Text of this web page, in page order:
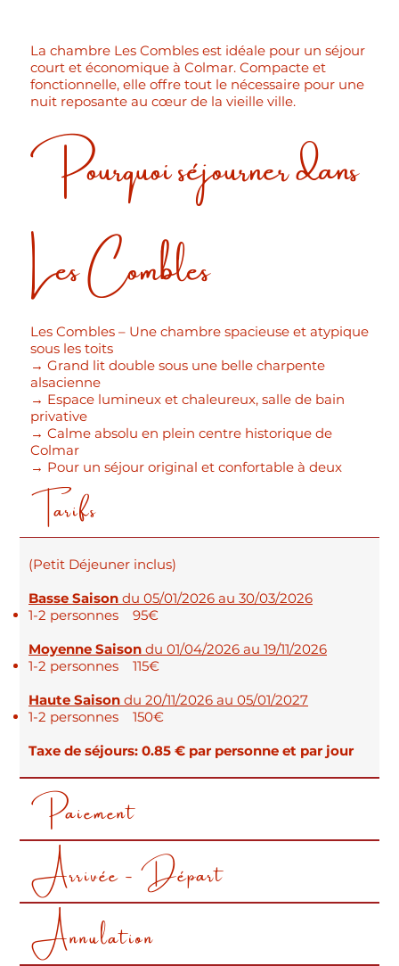
La chambre Les Combles est idéale pour un séjour
court et économique à Colmar. Compacte et
fonctionnelle, elle offre tout le nécessaire pour une
nuit reposante au cœur de la vieille ville.
Pourquoi séjourner dans
Les Combles
Les Combles – Une chambre spacieuse et atypique
sous les toits
→ Grand lit double sous une belle charpente
alsacienne
→ Espace lumineux et chaleureux, salle de bain
privative
→ Calme absolu en plein centre historique de
Colmar
→ Pour un séjour original et confortable à deux
📞 Envie de réserver ? Contactez-nous dès
maintenant pour vérifier les disponibilités !​
Informations pratiques
pour votre séjour
Vous trouverez ci dessous toutes nos conditions de
location
Tarifs
(Petit Déjeuner inclus)
Basse Saison du 05/01/2026 au 30/03/2026
1-2 personnes 95€
Moyenne Saison du 01/04/2026 au 19/11/2026
1-2 personnes 115€
Haute Saison du 20/11/2026 au 05/01/2027
1-2 personnes 150€
Taxe de séjours: 0.85 € par personne et par jour
Paiement
Arrivée - Départ
Annulation